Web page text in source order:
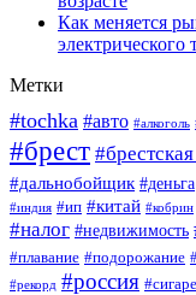
Как меняется
электрического
Метки
#tochka #авто #алкоголь
#брест
#дальнобойщик #деньга
#индия #ип #китай #кобрин
#налог #недвижимость
#плавание #подорожание
#рекорд #россия